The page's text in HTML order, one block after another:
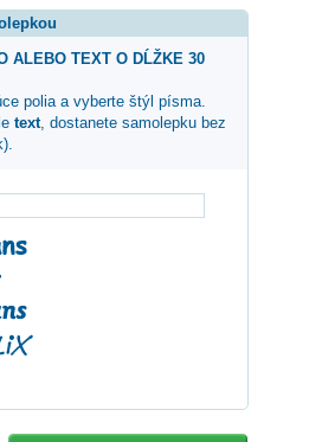
ALEBO TEXT O DĹŽKE 30
polia a vyberte štýl písma.
text, dostanete samolepku bez